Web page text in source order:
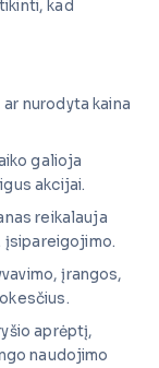
kad
nurodyta kaina
galioja
akcijai.
reikalauja
įsipareigojimo.
įrangos,
aprėptį,
naudojimo